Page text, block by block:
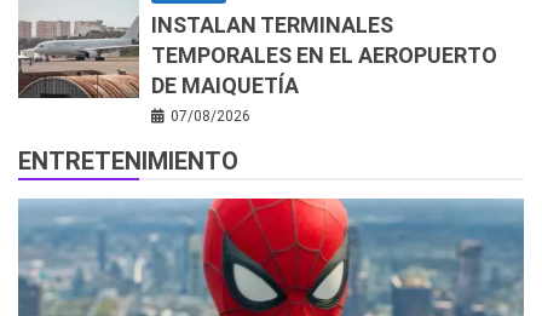
INSTALAN TERMINALES
TEMPORALES EN EL AEROPUERTO
DE MAIQUETÍA
07/08/2026
ENTRETENIMIENTO